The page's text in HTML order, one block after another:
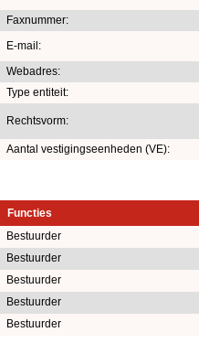
Faxnummer:
E-mail:
Webadres:
Type entiteit:
Rechtsvorm:
Aantal vestigingseenheden (VE):
Functies
Bestuurder
Bestuurder
Bestuurder
Bestuurder
Bestuurder